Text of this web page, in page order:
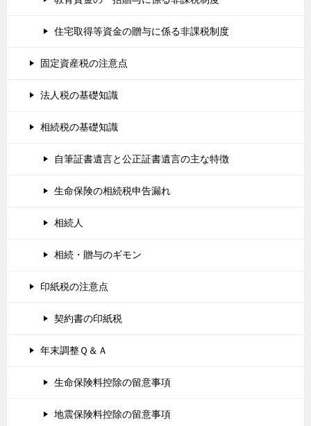
住宅取得等資金の贈与に係る非課税制度
固定資産税の注意点
法人税の基礎知識
相続税の基礎知識
自筆証書遺言と公正証書遺言の主な特徴
生命保険の相続税申告漏れ
相続人
相続・贈与のギモン
印紙税の注意点
契約書の印紙税
年末調整Ｑ＆Ａ
生命保険料控除の留意事項
地震保険料控除の留意事項